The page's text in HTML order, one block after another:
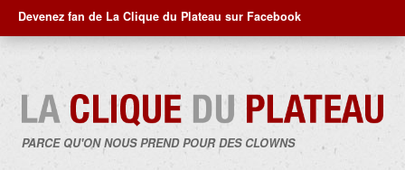
Devenez fan de La Clique du Plateau sur Facebook
PARCE QU'ON NOUS PREND POUR DES CLOWNS